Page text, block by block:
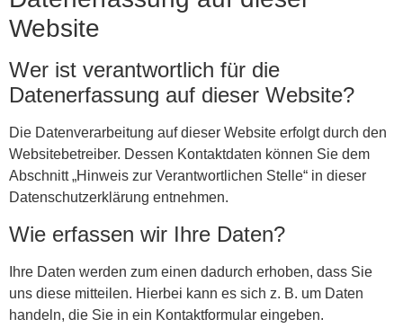
Website
Wer ist verantwortlich für die
Datenerfassung auf dieser Website?
Die Datenverarbeitung auf dieser Website erfolgt durch den
Websitebetreiber. Dessen Kontaktdaten können Sie dem
Abschnitt „Hinweis zur Verantwortlichen Stelle“ in dieser
Datenschutzerklärung entnehmen.
Wie erfassen wir Ihre Daten?
Ihre Daten werden zum einen dadurch erhoben, dass Sie
uns diese mitteilen. Hierbei kann es sich z. B. um Daten
handeln, die Sie in ein Kontaktformular eingeben.